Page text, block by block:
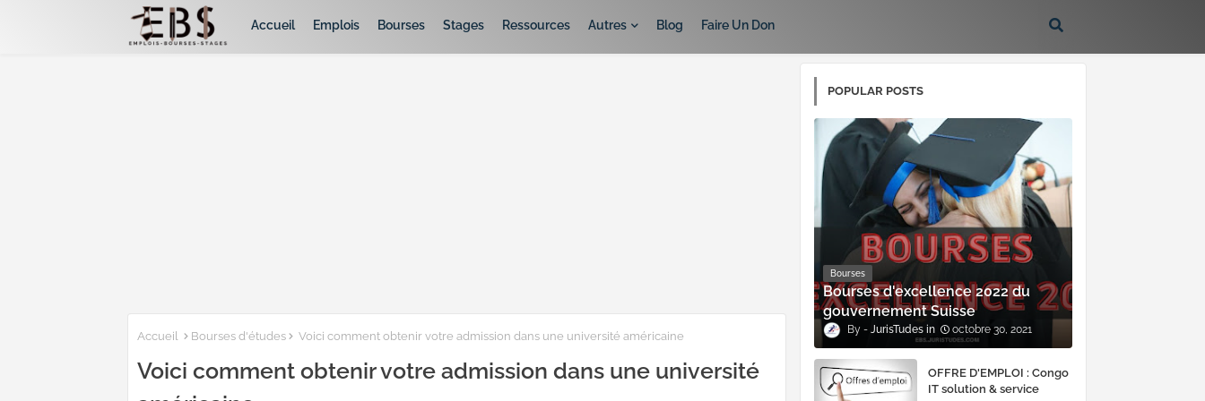
Accueil Emplois Bourses Stages Ressources Autres Blog Faire Un Don
Accueil Bourses d'études Voici comment obtenir votre admission dans une université américaine
Voici comment obtenir votre admission dans une université
POPULAR POSTS
Bourses
Bourses d'excellence 2022 du
gouvernement Suisse
JurisTudes octobre 30, 2021
OFFRE D'EMPLOI : Congo
IT solution & service